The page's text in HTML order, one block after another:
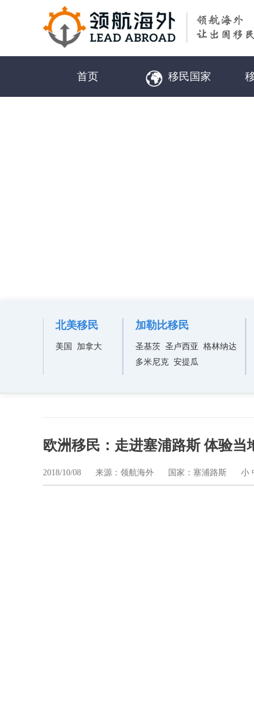
首页 移民国家
北美移民
美国 加拿大
加勒比移民
圣基茨 圣卢西亚
格林纳达
多米尼克 安提瓜
欧洲移民：走进塞浦路斯 体验当
2018/10/08 来源：领航海外 国家：塞浦路斯 小